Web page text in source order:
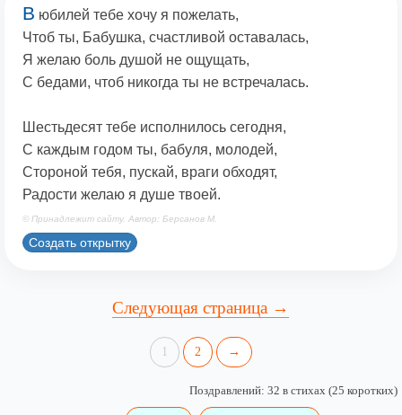
В юбилей тебе хочу я пожелать,
Чтоб ты, Бабушка, счастливой оставалась,
Я желаю боль душой не ощущать,
С бедами, чтоб никогда ты не встречалась.
Шестьдесят тебе исполнилось сегодня,
С каждым годом ты, бабуля, молодей,
Стороной тебя, пускай, враги обходят,
Радости желаю я душе твоей.
© Принадлежит сайту. Автор: Берсанов М.
Создать открытку
Следующая страница →
1 2 →
Поздравлений: 32 в стихах (25 коротких)